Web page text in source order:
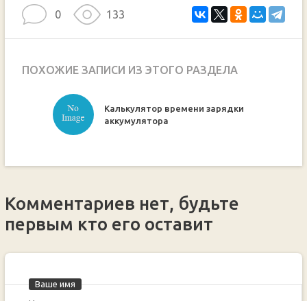
0 133
ПОХОЖИЕ ЗАПИСИ ИЗ ЭТОГО РАЗДЕЛА
Калькулятор времени зарядки
аккумулятора
Комментариев нет, будьте
первым кто его оставит
Ваше имя